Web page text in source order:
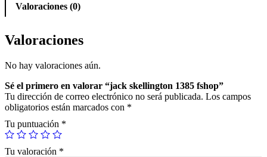
l
g
o
n
1
3
8
5
f
Valoraciones (0)
Valoraciones
No hay valoraciones aún.
Sé el primero en valorar “jack skellington 1385 fshop”
Tu dirección de correo electrónico no será publicada. Los campos
obligatorios están marcados con *
Tu puntuación *
Tu valoración *